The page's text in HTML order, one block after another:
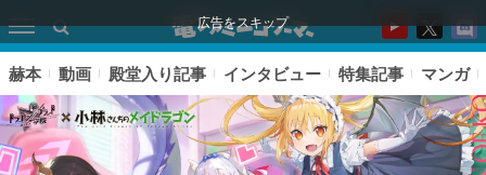
広告をスキップ
赫本 動画 殿堂入り記事 インタビュー 特集記事 マンガ